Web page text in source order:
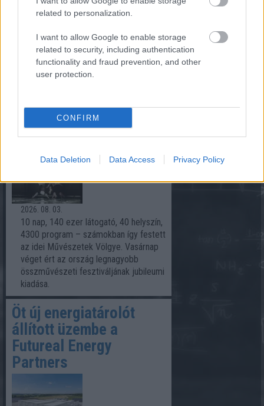
related to personalization.
I want to allow Google to enable storage
related to security, including authentication
functionality and fraud prevention, and other
user protection.
CONFIRM
Data Deletion Data Access Privacy Policy
A paksi helyzet rámutat, miért válik
kulcskérdéssé a termelés és a
felhasználás összehangolása.
kíváncsiak idén a
Művészetek Völgye
2026. 08. 03.
10 nap, 140 ezer látogató, 40 helyszín,
4300 program – számokban így festett
az idei Művészetek Völgye. Vasárnap
véget ért az ország legnagyobb
összművészeti fesztiváljának jubileumi
kiadása.
Öt új energiatárolót
állított üzembe a
Futureal Energy
Partners